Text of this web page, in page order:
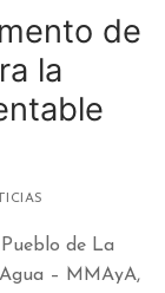
de
la
de La
– MMAyA,